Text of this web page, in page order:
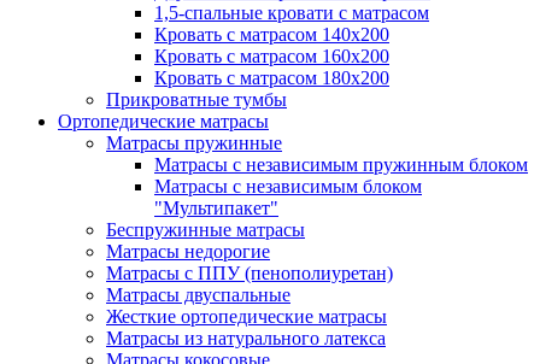
1,5-спальные кровати с матрасом
Кровать с матрасом 140х200
Кровать с матрасом 160х200
Кровать с матрасом 180х200
Прикроватные тумбы
Ортопедические матрасы
Матрасы пружинные
Матрасы с независимым пружинным блоком
Матрасы с независимым блоком
"Мультипакет"
Беспружинные матрасы
Матрасы недорогие
Матрасы с ППУ (пенополиуретан)
Матрасы двуспальные
Жесткие ортопедические матрасы
Матрасы из натурального латекса
Матрасы кокосовые